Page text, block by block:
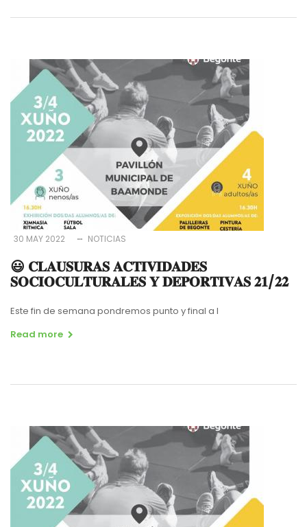
30 MAY 2022 NOTICIAS
😃 𝐂𝐋𝐀𝐔𝐒𝐔𝐑𝐀𝐒 𝐀𝐂𝐓𝐈𝐕𝐈𝐃𝐀𝐃𝐄𝐒
𝐒𝐎𝐂𝐈𝐎𝐂𝐔𝐋𝐓𝐔𝐑𝐀𝐋𝐄𝐒 𝐘 𝐃𝐄𝐏𝐎𝐑𝐓𝐈𝐕𝐀𝐒 𝟐𝟏/𝟐𝟐
Este fin de semana pondremos punto y final a l
Read more